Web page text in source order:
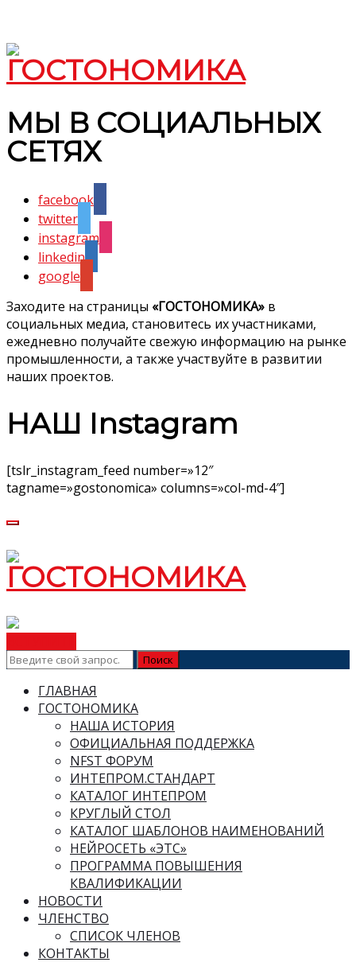
МЫ В СОЦИАЛЬНЫХ
СЕТЯХ
facebook
twitter
instagram
linkedin
google
Заходите на страницы «ГОСТОНОМИКА» в
социальных медиа, становитесь их участниками,
ежедневно получайте свежую информацию на рынке
промышленности, а также участвуйте в развитии
наших проектов.
НАШ Instagram
[tslr_instagram_feed number=»12″
tagname=»gostonomica» columns=»col-md-4″]
ГЛАВНАЯ
ГОСТОНОМИКА
НАША ИСТОРИЯ
ОФИЦИАЛЬНАЯ ПОДДЕРЖКА
NFST ФОРУМ
ИНТЕПРОМ.СТАНДАРТ
КАТАЛОГ ИНТЕПРОМ
КРУГЛЫЙ СТОЛ
КАТАЛОГ ШАБЛОНОВ НАИМЕНОВАНИЙ
НЕЙРОСЕТЬ «ЭТС»
ПРОГРАММА ПОВЫШЕНИЯ
КВАЛИФИКАЦИИ
НОВОСТИ
ЧЛЕНСТВО
СПИСОК ЧЛЕНОВ
КОНТАКТЫ